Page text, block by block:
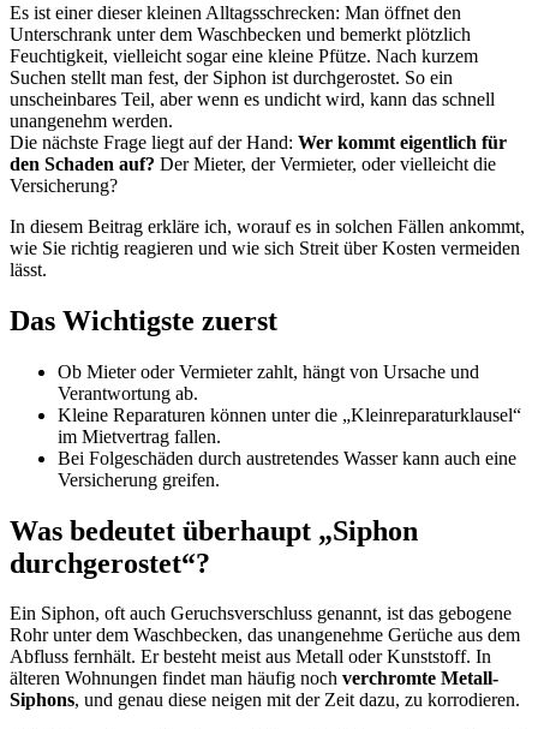
Es ist einer dieser kleinen Alltagsschrecken: Man öffnet den
Unterschrank unter dem Waschbecken und bemerkt plötzlich
Feuchtigkeit, vielleicht sogar eine kleine Pfütze. Nach kurzem
Suchen stellt man fest, der Siphon ist durchgerostet. So ein
unscheinbares Teil, aber wenn es undicht wird, kann das schnell
unangenehm werden.
Die nächste Frage liegt auf der Hand: Wer kommt eigentlich für
den Schaden auf? Der Mieter, der Vermieter, oder vielleicht die
Versicherung?
In diesem Beitrag erkläre ich, worauf es in solchen Fällen ankommt,
wie Sie richtig reagieren und wie sich Streit über Kosten vermeiden
lässt.
Das Wichtigste zuerst
Ob Mieter oder Vermieter zahlt, hängt von Ursache und
Verantwortung ab.
Kleine Reparaturen können unter die „Kleinreparaturklausel“
im Mietvertrag fallen.
Bei Folgeschäden durch austretendes Wasser kann auch eine
Versicherung greifen.
Was bedeutet überhaupt „Siphon
durchgerostet“?
Ein Siphon, oft auch Geruchsverschluss genannt, ist das gebogene
Rohr unter dem Waschbecken, das unangenehme Gerüche aus dem
Abfluss fernhält. Er besteht meist aus Metall oder Kunststoff. In
älteren Wohnungen findet man häufig noch verchromte Metall-
Siphons, und genau diese neigen mit der Zeit dazu, zu korrodieren.